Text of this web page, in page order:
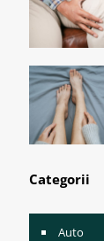
Categorii
Auto